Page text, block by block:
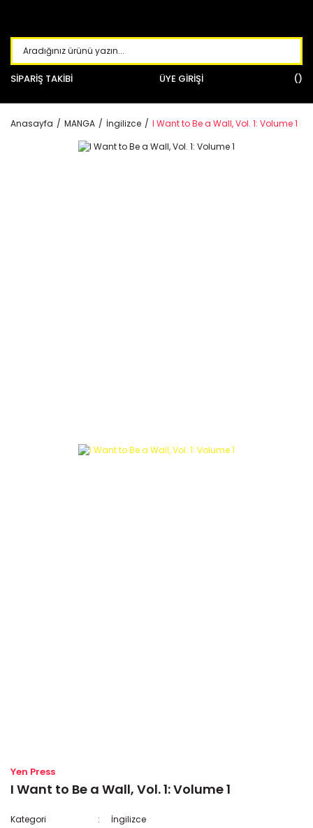
SİPARİŞ TAKİBİ ÜYE GİRİŞİ
Anasayfa MANGA İngilizce I Want to Be a Wall, Vol. 1: Volume 1
Yen Press
I Want to Be a Wall, Vol. 1: Volume 1
Kategori
İngilizce